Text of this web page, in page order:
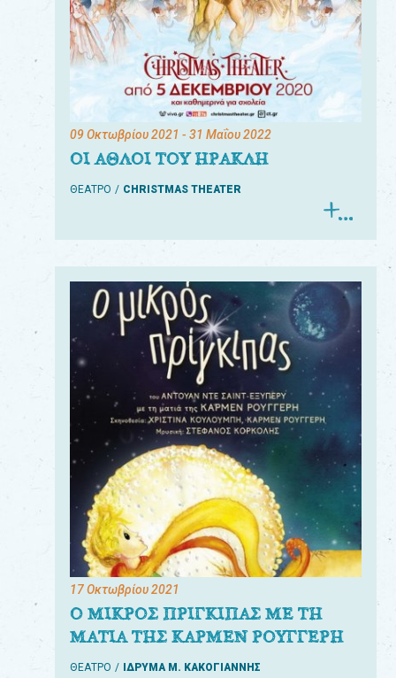
09 Οκτωβρίου 2021 - 31 Μαΐου 2022
ΟΙ ΑΘΛΟΙ ΤΟΥ ΗΡΑΚΛΗ
ΘΕΑΤΡΟ CHRISTMAS THEATER
17 Οκτωβρίου 2021
Ο ΜΙΚΡΟΣ ΠΡΙΓΚΙΠΑΣ ΜΕ ΤΗ
ΜΑΤΙΑ ΤΗΣ ΚΑΡΜΕΝ ΡΟΥΓΓΕΡΗ
ΘΕΑΤΡΟ ΙΔΡΥΜΑ Μ. ΚΑΚΟΓΙΑΝΝΗΣ